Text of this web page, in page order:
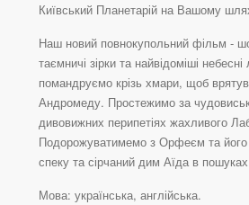
Київський Планетарій на Вашому
Наш новий повнокупольний фільм -
таємничі зірки та найвідоміші
помандруємо крізь хмари, щоб
Андромеду. Простежимо за
дивовижних перипетіях жахливого
Подорожуватимемо з Орфеєм та його
спеку та сірчаний дим Аїда в пошуках
Мова: українська, англійська.